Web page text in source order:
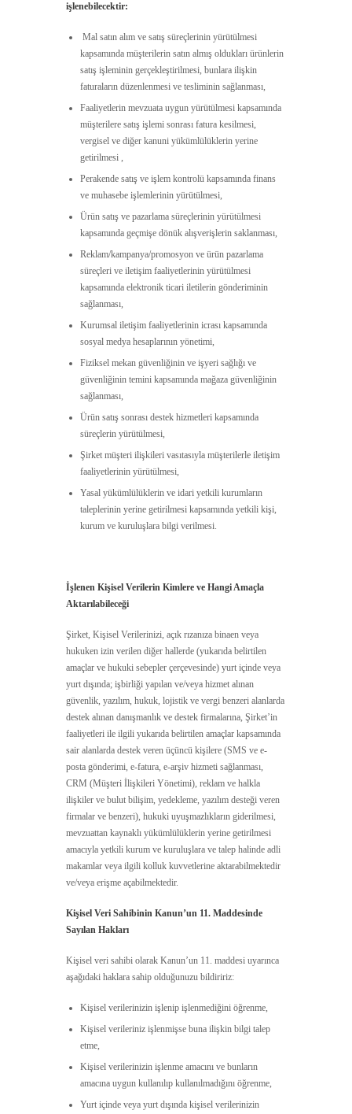
işlenebilecektir:
Mal satın alım ve satış süreçlerinin yürütülmesi
kapsamında müşterilerin satın almış oldukları ürünlerin
satış işleminin gerçekleştirilmesi, bunlara ilişkin
faturaların düzenlenmesi ve tesliminin sağlanması,
Faaliyetlerin mevzuata uygun yürütülmesi kapsamında
müşterilere satış işlemi sonrası fatura kesilmesi,
vergisel ve diğer kanuni yükümlülüklerin yerine
getirilmesi ,
Perakende satış ve işlem kontrolü kapsamında finans
ve muhasebe işlemlerinin yürütülmesi,
Ürün satış ve pazarlama süreçlerinin yürütülmesi
kapsamında geçmişe dönük alışverişlerin saklanması,
Reklam/kampanya/promosyon ve ürün pazarlama
süreçleri ve iletişim faaliyetlerinin yürütülmesi
kapsamında elektronik ticari iletilerin gönderiminin
sağlanması,
Kurumsal iletişim faaliyetlerinin icrası kapsamında
sosyal medya hesaplarının yönetimi,
Fiziksel mekan güvenliğinin ve işyeri sağlığı ve
güvenliğinin temini kapsamında mağaza güvenliğinin
sağlanması,
Ürün satış sonrası destek hizmetleri kapsamında
süreçlerin yürütülmesi,
Şirket müşteri ilişkileri vasıtasıyla müşterilerle iletişim
faaliyetlerinin yürütülmesi,
Yasal yükümlülüklerin ve idari yetkili kurumların
taleplerinin yerine getirilmesi kapsamında yetkili kişi,
kurum ve kuruluşlara bilgi verilmesi.
İşlenen Kişisel Verilerin Kimlere ve Hangi Amaçla
Aktarılabileceği
Şirket, Kişisel Verilerinizi, açık rızanıza binaen veya
hukuken izin verilen diğer hallerde (yukarıda belirtilen
amaçlar ve hukuki sebepler çerçevesinde) yurt içinde veya
yurt dışında; işbirliği yapılan ve/veya hizmet alınan
güvenlik, yazılım, hukuk, lojistik ve vergi benzeri alanlarda
destek alınan danışmanlık ve destek firmalarına, Şirket’in
faaliyetleri ile ilgili yukarıda belirtilen amaçlar kapsamında
sair alanlarda destek veren üçüncü kişilere (SMS ve e-
posta gönderimi, e-fatura, e-arşiv hizmeti sağlanması,
CRM (Müşteri İlişkileri Yönetimi), reklam ve halkla
ilişkiler ve bulut bilişim, yedekleme, yazılım desteği veren
firmalar ve benzeri), hukuki uyuşmazlıkların giderilmesi,
mevzuattan kaynaklı yükümlülüklerin yerine getirilmesi
amacıyla yetkili kurum ve kuruluşlara ve talep halinde adli
makamlar veya ilgili kolluk kuvvetlerine aktarabilmektedir
ve/veya erişme açabilmektedir.
Kişisel Veri Sahibinin Kanun’un 11. Maddesinde
Sayılan Hakları
Kişisel veri sahibi olarak Kanun’un 11. maddesi uyarınca
aşağıdaki haklara sahip olduğunuzu bildiririz:
Kişisel verilerinizin işlenip işlenmediğini öğrenme,
Kişisel verileriniz işlenmişse buna ilişkin bilgi talep
etme,
Kişisel verilerinizin işlenme amacını ve bunların
amacına uygun kullanılıp kullanılmadığını öğrenme,
Yurt içinde veya yurt dışında kişisel verilerinizin